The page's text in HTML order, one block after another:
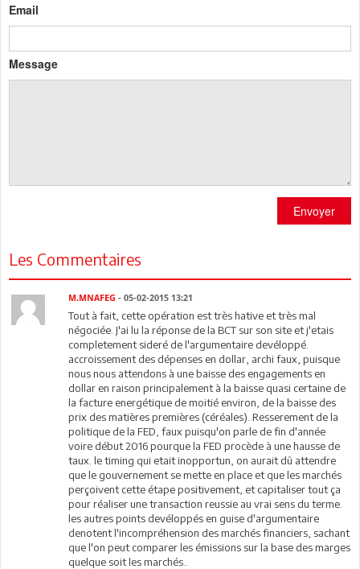
Email
Message
Envoyer
Les Commentaires
M.MNAFEG - 05-02-2015 13:21
Tout à fait, cette opération est très hative et très mal
négociée. J'ai lu la réponse de la BCT sur son site et j'etais
completement sideré de l'argumentaire devéloppé.
accroissement des dépenses en dollar, archi faux, puisque
nous nous attendons à une baisse des engagements en
dollar en raison principalement à la baisse quasi certaine de
la facture energétique de moitié environ, de la baisse des
prix des matières premières (céréales)..Resserement de la
politique de la FED, faux puisqu'on parle de fin d'année
voire début 2016 pourque la FED procède à une hausse de
taux. le timing qui etait inopportun, on aurait dû attendre
que le gouvernement se mette en place et que les marchés
perçoivent cette étape positivement, et capitaliser tout ça
pour réaliser une transaction reussie au vrai sens du terme.
les autres points devéloppés en guise d'argumentaire
denotent l'incompréhension des marchés financiers, sachant
que l'on peut comparer les émissions sur la base des marges
quelque soit les marchés..